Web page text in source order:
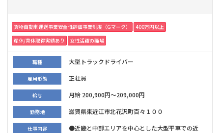
貨物自動車運送事業安全性評価事業制度（Gマーク）
400万円以上
産休/育休取得実績あり
女性活躍の職場
職種 大型トラックドライバー
雇用形態 正社員
給与 月給 200,900円～209,000円
勤務地 滋賀県東近江市北花沢町百々１００
仕事内容
●近畿と中部エリアを中心とした大型平車での近